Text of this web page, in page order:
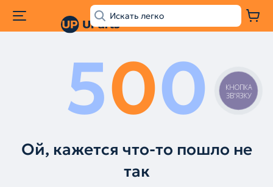
500
Ой, кажется что-то пошло не
так
КНОПКА
ЗВ'ЯЗКУ